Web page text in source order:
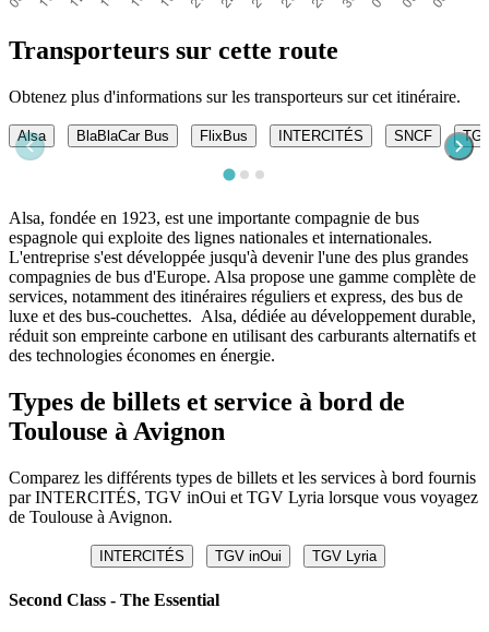
Transporteurs sur cette route
Obtenez plus d'informations sur les transporteurs sur cet itinéraire.
Alsa BlaBlaCar Bus FlixBus INTERCITÉS SNCF
Alsa, fondée en 1923, est une importante compagnie de bus
espagnole qui exploite des lignes nationales et internationales.
L'entreprise s'est développée jusqu'à devenir l'une des plus grandes
compagnies de bus d'Europe. Alsa propose une gamme complète de
services, notamment des itinéraires réguliers et express, des bus de
luxe et des bus-couchettes. Alsa, dédiée au développement durable,
réduit son empreinte carbone en utilisant des carburants alternatifs et
des technologies économes en énergie.
Types de billets et service à bord de
Toulouse à Avignon
Comparez les différents types de billets et les services à bord fournis
par INTERCITÉS, TGV inOui et TGV Lyria lorsque vous voyagez
de Toulouse à Avignon.
INTERCITÉS TGV inOui TGV Lyria
Second Class - The Essential